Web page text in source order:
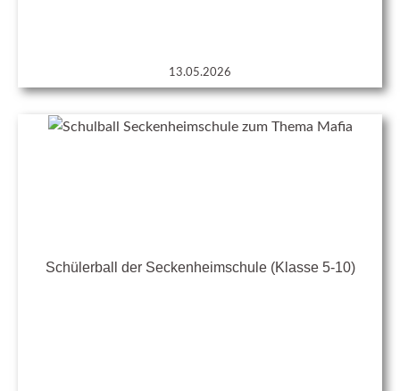
13.05.2026
Schülerball der Seckenheimschule (Klasse 5-10)